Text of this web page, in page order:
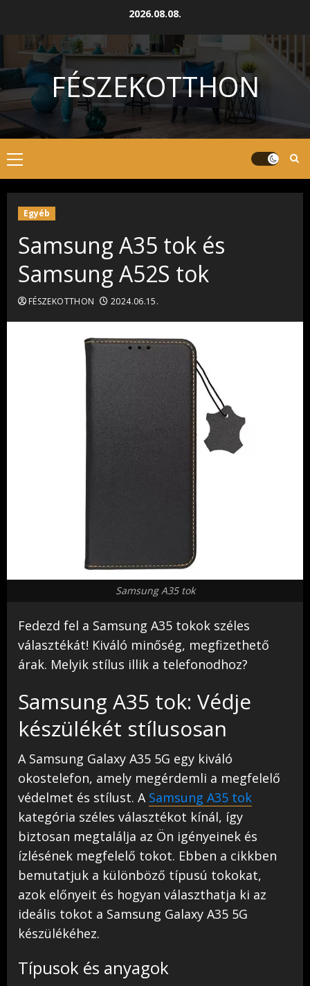
2026.08.08.
FÉSZEKOTTHON
Primary
Menu
Egyéb
Samsung A35 tok és
Samsung A52S tok
FÉSZEKOTTHON 2024.06.15.
Samsung A35 tok
Fedezd fel a Samsung A35 tokok széles
választékát! Kiváló minőség, megfizethető
árak. Melyik stílus illik a telefonodhoz?
Samsung A35 tok: Védje
készülékét stílusosan
A Samsung Galaxy A35 5G egy kiváló
okostelefon, amely megérdemli a megfelelő
védelmet és stílust. A Samsung A35 tok
kategória széles választékot kínál, így
biztosan megtalálja az Ön igényeinek és
ízlésének megfelelő tokot. Ebben a cikkben
bemutatjuk a különböző típusú tokokat,
azok előnyeit és hogyan választhatja ki az
ideális tokot a Samsung Galaxy A35 5G
készülékéhez.
Típusok és anyagok